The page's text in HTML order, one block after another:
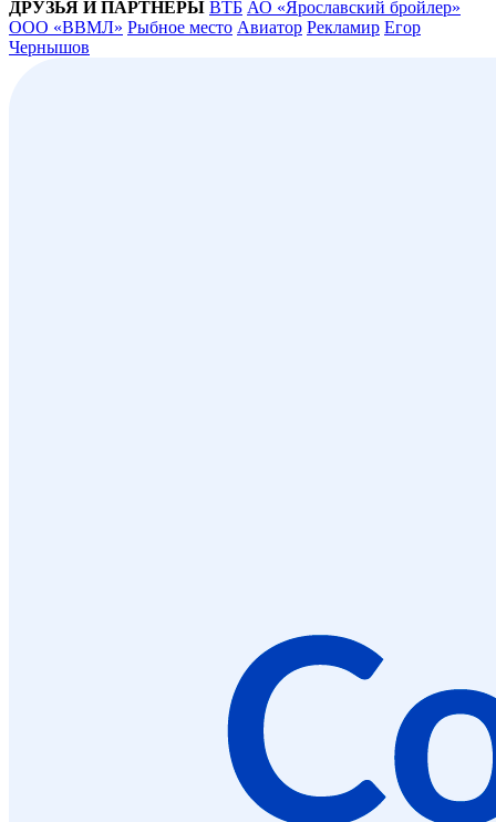
ДРУЗЬЯ И ПАРТНЁРЫ ВТБ АО «Ярославский бройлер»
ООО «ВВМЛ» Рыбное место Авиатор Рекламир Егор
Чернышов